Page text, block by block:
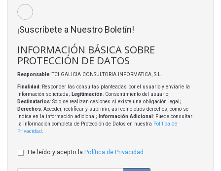
¡Suscríbete a Nuestro Boletín!
INFORMACIÓN BÁSICA SOBRE
PROTECCIÓN DE DATOS
Responsable: TCI GALICIA CONSULTORIA INFORMATICA, S.L.
Finalidad: Responder las consultas planteadas por el usuario y enviarle la
información solicitada; Legitimación: Consentimiento del usuario;
Destinatarios: Solo se realizan cesiones si existe una obligación legal;
Derechos: Acceder, rectificar y suprimir, así como otros derechos, como se
indica en la información adicional;
Información Adicional : Puede consultar
la información completa de Protección de Datos en nuestra Política de
Privacidad
He leído y acepto la Política de Privacidad